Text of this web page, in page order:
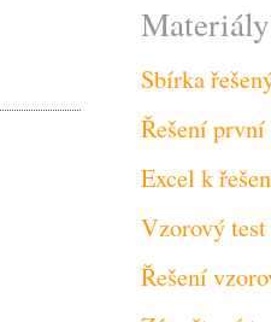
Materiály
Sbírka
Řešení
Excel k
Vzorový test
Řešení